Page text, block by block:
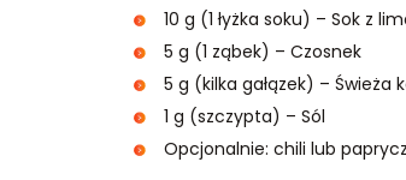
10 g (1 łyżka soku) – Sok z
5 g (1 ząbek) – Czosnek
5 g (kilka gałązek) – Świeża
1 g (szczypta) – Sól
Opcjonalnie: chili lub